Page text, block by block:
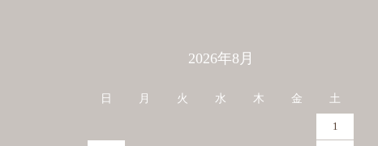
2026年8月
日 月 火 水 木 金 土
1